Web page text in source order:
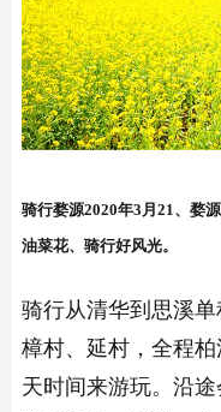
骑行婺源2020年3月21、婺
油菜花、骑行好风光。
骑行从清华到思溪单
樟村、延村，全程
天时间来游玩。沿